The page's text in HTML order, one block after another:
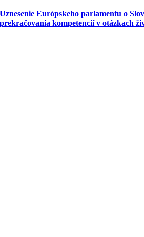
Uznesenie Európskeho parlamentu o
prekračovania kompetencií v otázkach